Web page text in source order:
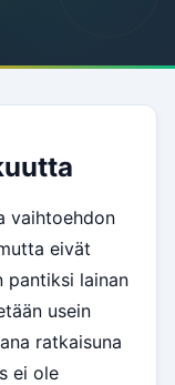
vaihtoehdon
eivät
pantiksi lainan
usein
ratkaisuna
ei ole